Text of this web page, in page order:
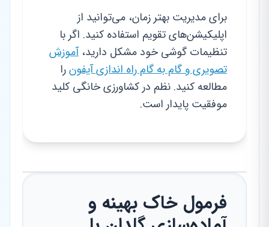
برای مدیریت بهتر زمان، می‌توانید از
اپلیکیشن‌های تقویم استفاده کنید. اگر با
تنظیمات گوشی خود مشکل دارید،آموزش
تصویری و گام به گام راه اندازی آیفونرا
مطالعه کنید. نظم در کشاورزی خانگی کلید
موفقیت پایدار است.
فرمول خاک بهینه و